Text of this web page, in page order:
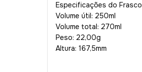
Especificações do Frasco
Volume útil: 250ml
Volume total: 270ml
Peso: 22,00g
Altura: 167,5mm